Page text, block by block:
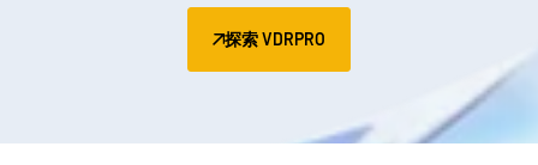
探索 VDRPRO